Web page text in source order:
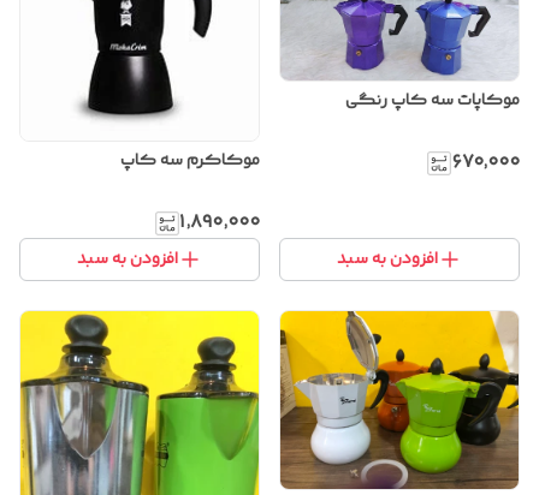
موکاپات سه کاپ رنگی
۶۷۰٬۰۰۰
افزودن به سبد
موکاکرم سه کاپ
۱٬۸۹۰٬۰۰۰
افزودن به سبد